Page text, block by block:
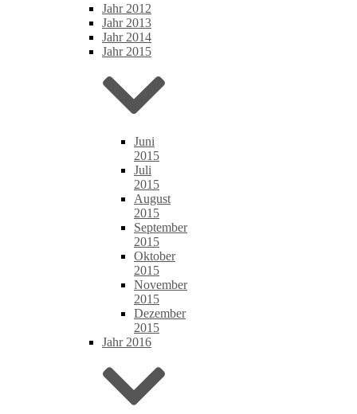
Jahr 2012
Jahr 2013
Jahr 2014
Jahr 2015
Juni
2015
Juli
2015
August
2015
September
2015
Oktober
2015
November
2015
Dezember
2015
Jahr 2016